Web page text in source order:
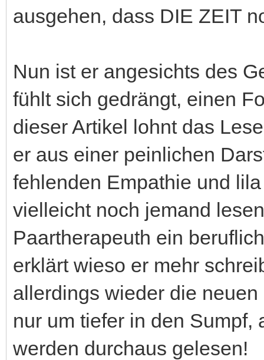
ausgehen, dass DIE ZEIT
Nun ist er angesichts des
fühlt sich gedrängt, einen
dieser Artikel lohnt das
er aus einer peinlichen
fehlenden Empathie und
vielleicht noch jemand
Paartherapeuth ein
erklärt wieso er mehr
allerdings wieder die
nur um tiefer in den Sumpf,
werden durchaus gelesen!